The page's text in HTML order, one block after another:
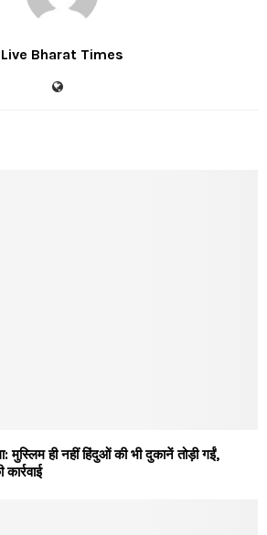
Live Bharat Times
मुस्लिम ही नहीं हिंदुओं की भी दुकानें तोड़ी गईं,